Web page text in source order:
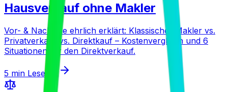
Hausverkauf ohne Makler
Vor- & Nachteile ehrlich erklärt: Klassischer Makler vs.
Privatverkauf vs. Direktkauf – Kostenvergleich und 6
Situationen für den Direktverkauf.
5 min Lesezeit